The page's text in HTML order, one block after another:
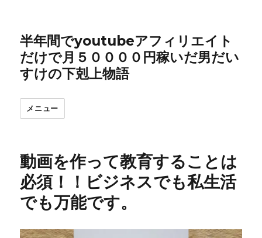
半年間でyoutubeアフィリエイト
だけで月５００００円稼いだ男だい
すけの下剋上物語
メニュー
動画を作って教育することは
必須！！ビジネスでも私生活
でも万能です。